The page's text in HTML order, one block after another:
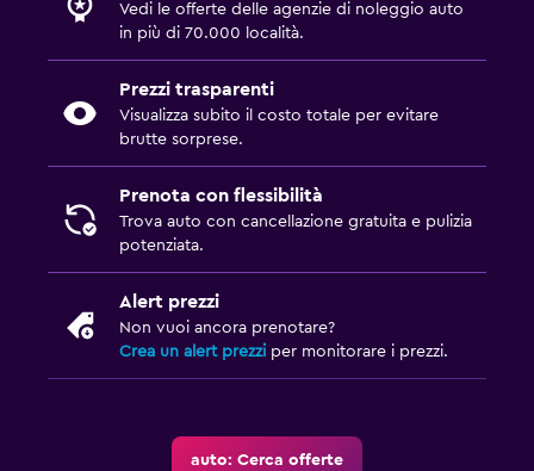
Vedi le offerte delle agenzie di noleggio auto
in più di 70.000 località.
Prezzi trasparenti
Visualizza subito il costo totale per evitare
brutte sorprese.
Prenota con flessibilità
Trova auto con cancellazione gratuita e pulizia
potenziata.
Alert prezzi
Non vuoi ancora prenotare?
Crea un alert prezzi per monitorare i prezzi.
auto: Cerca offerte